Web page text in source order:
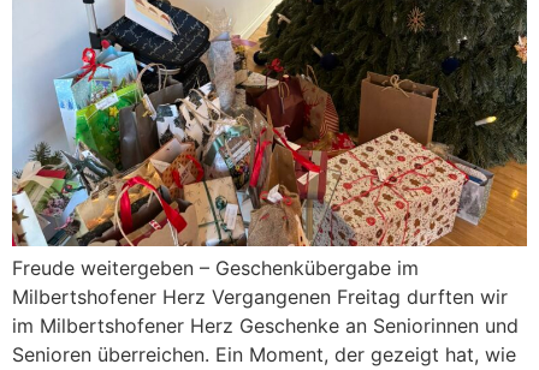
Freude weitergeben – Geschenkübergabe im
Milbertshofener Herz Vergangenen Freitag durften wir
im Milbertshofener Herz Geschenke an Seniorinnen und
Senioren überreichen. Ein Moment, der gezeigt hat, wie